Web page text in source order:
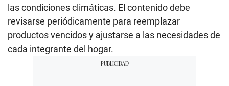
las condiciones climáticas. El contenido debe
revisarse periódicamente para reemplazar
productos vencidos y ajustarse a las necesidades de
cada integrante del hogar.